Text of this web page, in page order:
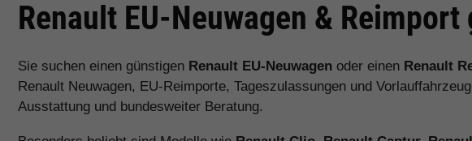
Renault EU-Neuwagen &
Sie suchen einen günstigen Renault EU-Neuwagen oder einen Renault
Renault Neuwagen, EU-Reimporte, Tageszulassungen und
Ausstattung und bundesweiter Beratung.